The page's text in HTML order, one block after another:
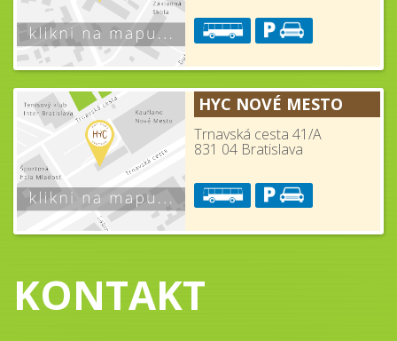
HYC NOVÉ MESTO
Trnavská cesta 41/A
831 04 Bratislava
KONTAKT